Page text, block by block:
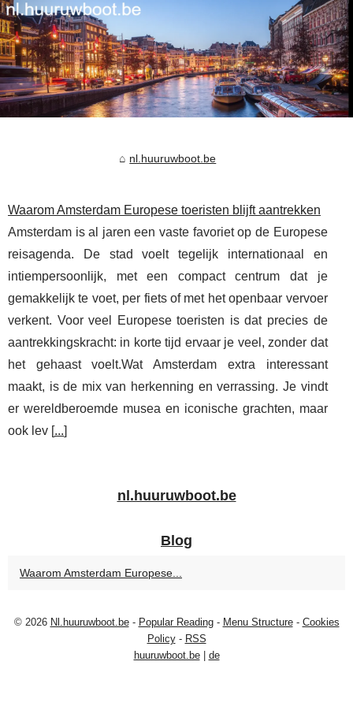
nl.huuruwboot.be
Waarom Amsterdam Europese toeristen blijft aantrekken
Amsterdam is al jaren een vaste favoriet op de Europese
reisagenda. De stad voelt tegelijk internationaal en
intiempersoonlijk, met een compact centrum dat je
gemakkelijk te voet, per fiets of met het openbaar vervoer
verkent. Voor veel Europese toeristen is dat precies de
aantrekkingskracht: in korte tijd ervaar je veel, zonder dat
het gehaast voelt.Wat Amsterdam extra interessant
maakt, is de mix van herkenning en verrassing. Je vindt
er wereldberoemde musea en iconische grachten, maar
ook lev [...]
nl.huuruwboot.be
Blog
Waarom Amsterdam Europese...
© 2026 Nl.huuruwboot.be- Popular Reading- Menu Structure- Cookies
Policy- RSS
huuruwboot.be| de